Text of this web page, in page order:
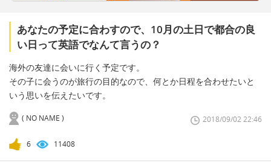
あなたの予定に合わすので、10月の土日で都合の良
い日って英語でなんて言うの？
海外の友達に会いに行く予定です。
その子に会うのが旅行の目的なので、何とか日程を合わせたいと
いう思いを伝えたいです。
( NO NAME ) 2018/09/02 22:46
6 11408